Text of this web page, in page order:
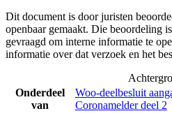
Dit document is door juristen
openbaar gemaakt. Die beoordeling
gevraagd om interne informatie te
informatie over dat verzoek en het
Onderdeel
van
Woo-deelbesluit
Coronamelder deel 2